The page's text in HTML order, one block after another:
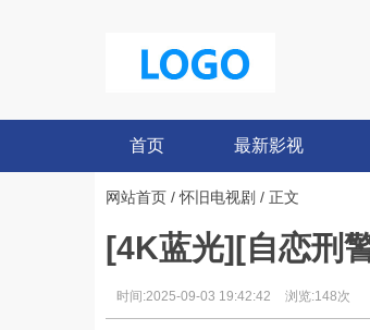
首页 最新影视
网站首页 /怀旧电视剧 / 正文
[4K蓝光][自恋刑
时间:2025-09-03 19:42:42 浏览:148次